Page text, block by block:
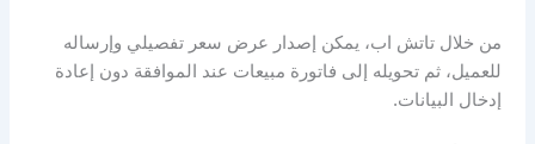
من خلال تاتش اب، يمكن إصدار عرض سعر تفصيلي وإرساله
للعميل، ثم تحويله إلى فاتورة مبيعات عند الموافقة دون إعادة
إدخال البيانات.